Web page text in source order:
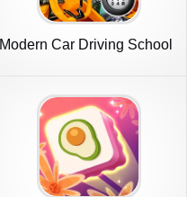
Modern Car Driving School